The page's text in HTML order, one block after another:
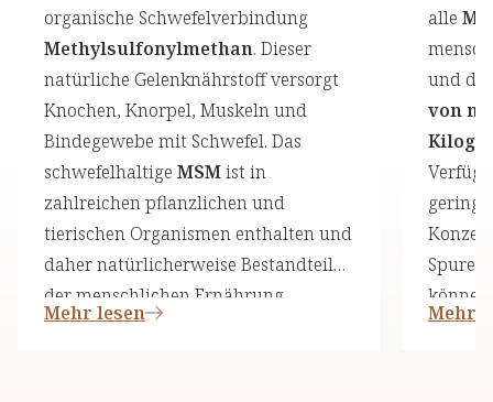
organische Schwefelverbindung
Methylsulfonylmethan. Dieser
natürliche Gelenknährstoff versorgt
Knochen, Knorpel, Muskeln und
Bindegewebe mit Schwefel. Das
schwefelhaltige MSMist in
zahlreichen pflanzlichen und
tierischen Organismen enthalten und
daher natürlicherweise Bestandteil
der menschlichen Ernährung.
Mehr lesen
alle
und
von
Mehr